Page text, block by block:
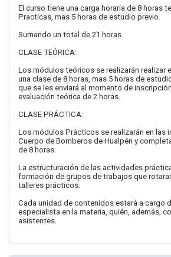
El curso tiene una carga horaria de 8 horas
Practicas, mas 5 horas de estudio previo.
Sumando un total de 21 horas
CLASE TEÓRICA:
Los módulos teóricos se realizarán realizar
una clase de 8 horas, mas 5 horas de
que se les enviará al momento de
evaluación teórica de 2 horas.
CLASE PRÁCTICA:
Los módulos Prácticos se realizarán en las
Cuerpo de Bomberos de Hualpén y
de 8 horas.
La estructuración de las actividades
formación de grupos de trabajos que
talleres prácticos.
Cada unidad de contenidos estará a cargo
especialista en la materia, quién, además,
asistentes.